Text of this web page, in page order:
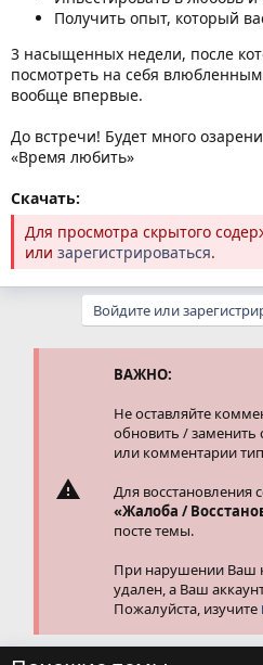
Получить опыт, который
3 насыщенных недели, после
посмотреть на себя
вообще впервые.
До встречи! Будет много
«Время любить»
Скачать:
Для просмотра скрытого
или зарегистрироваться.
Войдите или
ВАЖНО:
Не оставляйте
обновить / заменить
или комментарии
Для восстановления
«Жалоба /
посте темы.
При нарушении Ваш
удален, а Ваш
Пожалуйста, изучите